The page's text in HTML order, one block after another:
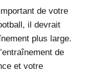
de votre
il devrait
plus large.
de
et votre